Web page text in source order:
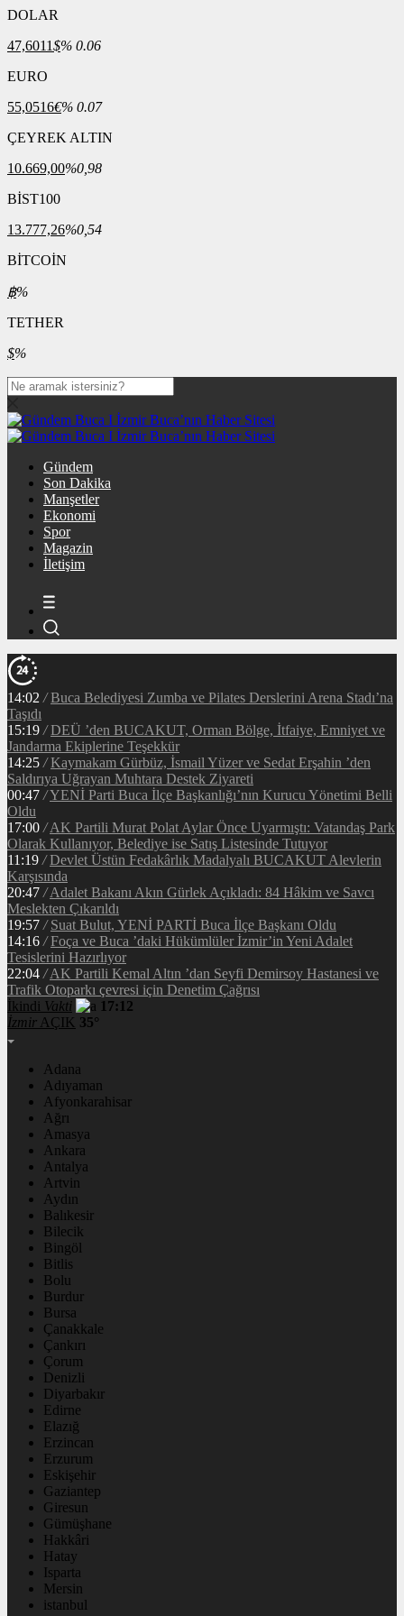
DOLAR
47,6011$% 0.06
EURO
55,0516€% 0.07
ÇEYREK ALTIN
10.669,00%0,98
BİST100
13.777,26%0,54
BİTCOİN
฿%
TETHER
$%
Gündem
Son Dakika
Manşetler
Ekonomi
Spor
Magazin
İletişim
14:02 / Buca Belediyesi Zumba ve Pilates Derslerini Arena Stadı’na
Taşıdı
15:19 / DEÜ ’den BUCAKUT, Orman Bölge, İtfaiye, Emniyet ve
Jandarma Ekiplerine Teşekkür
14:25 / Kaymakam Gürbüz, İsmail Yüzer ve Sedat Erşahin ’den
Saldırıya Uğrayan Muhtara Destek Ziyareti
00:47 /YENİ Parti Buca İlçe Başkanlığı’nın Kurucu Yönetimi Belli
Oldu
17:00 / AK Partili Murat Polat Aylar Önce Uyarmıştı: Vatandaş Park
Olarak Kullanıyor, Belediye ise Satış Listesinde Tutuyor
11:19 / Devlet Üstün Fedakârlık Madalyalı BUCAKUT Alevlerin
Karşısında
20:47 / Adalet Bakanı Akın Gürlek Açıkladı: 84 Hâkim ve Savcı
Meslekten Çıkarıldı
19:57 / Suat Bulut, YENİ PARTİ Buca İlçe Başkanı Oldu
14:16 / Foça ve Buca ’daki Hükümlüler İzmir’in Yeni Adalet
Tesislerini Hazırlıyor
22:04 / AK Partili Kemal Altın ’dan Seyfi Demirsoy Hastanesi ve
Trafik Otoparkı çevresi için Denetim Çağrısı
İkindi Vakti
17:12
İzmir AÇIK 35°
Adana
Adıyaman
Afyonkarahisar
Ağrı
Amasya
Ankara
Antalya
Artvin
Aydın
Balıkesir
Bilecik
Bingöl
Bitlis
Bolu
Burdur
Bursa
Çanakkale
Çankırı
Çorum
Denizli
Diyarbakır
Edirne
Elazığ
Erzincan
Erzurum
Eskişehir
Gaziantep
Giresun
Gümüşhane
Hakkâri
Hatay
Isparta
Mersin
istanbul